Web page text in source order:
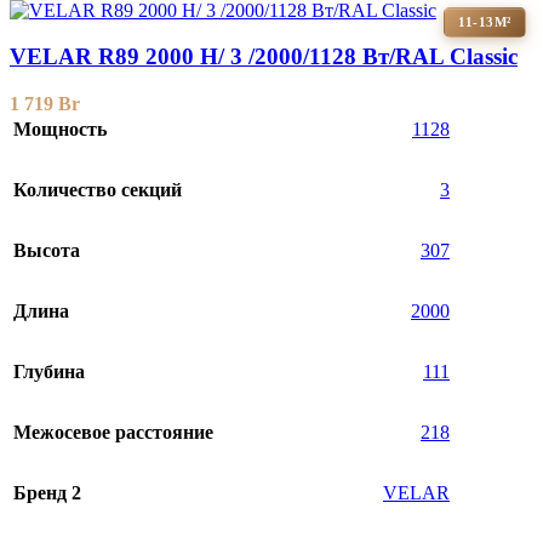
11-13М²
VELAR R89 2000 H/ 3 /2000/1128 Вт/RAL Classic
1 719 Br
Мощность
1128
Количество секций 3
Высота 307
Длина 2000
Глубина 111
Межосевое расстояние 218
Бренд 2 VELAR